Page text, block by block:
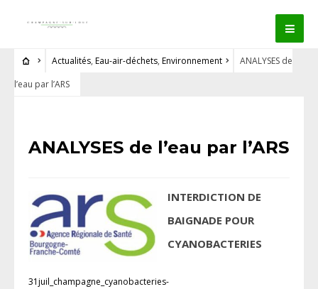
Actualités, Eau-air-déchets, Environnement
ANALYSES de
l’eau par l’ARS
ANALYSES de l’eau par l’ARS
INTERDICTION DE
BAIGNADE POUR
CYANOBACTERIES
31juil_champagne_cyanobacteries-